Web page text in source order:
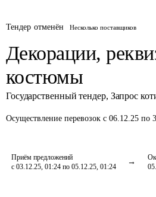
Тендер отменён Несколько поставщиков
Декорации,
костюмы
Государственный тендер, Запрос
Осуществление перевозок с 06.12.25 по
Приём предложений
с 03.12.25, 01:24 по 05.12.25, 01:24